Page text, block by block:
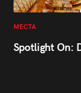
МЕСТА
Spotlight On: